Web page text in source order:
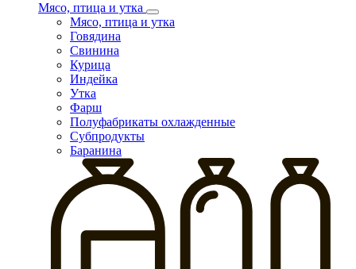
Мясо, птица и утка
Мясо, птица и утка
Говядина
Свинина
Курица
Индейка
Утка
Фарш
Полуфабрикаты охлажденные
Субпродукты
Баранина